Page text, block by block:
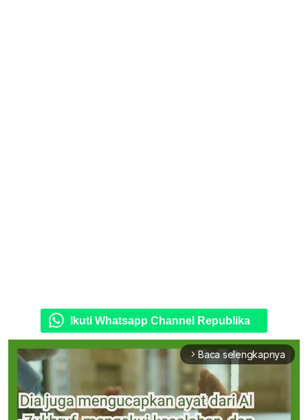
Ikuti Whatsapp Channel Republika
arrow_forward_ios Baca selengkapnya